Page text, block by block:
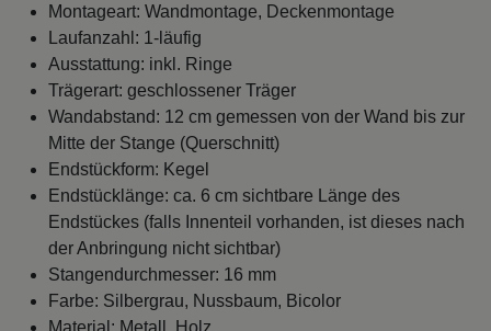
Montageart: Wandmontage, Deckenmontage
Laufanzahl: 1-läufig
Ausstattung: inkl. Ringe
Trägerart: geschlossener Träger
Wandabstand: 12 cm gemessen von der Wand bis zur
Mitte der Stange (Querschnitt)
Endstückform: Kegel
Endstücklänge: ca. 6 cm sichtbare Länge des
Endstückes (falls Innenteil vorhanden, ist dieses nach
der Anbringung nicht sichtbar)
Stangendurchmesser: 16 mm
Farbe: Silbergrau, Nussbaum, Bicolor
Material: Metall, Holz